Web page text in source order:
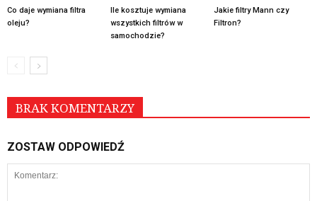
Co daje wymiana filtra
oleju?
Ile kosztuje wymiana
wszystkich filtrów w
samochodzie?
Jakie filtry Mann czy
Filtron?
BRAK KOMENTARZY
ZOSTAW ODPOWIEDŹ